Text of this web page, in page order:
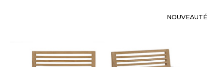
NOUVEAUTÉ